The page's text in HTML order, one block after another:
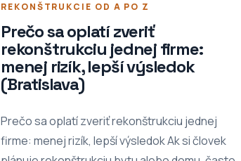
REKONŠTRUKCIE OD A PO Z
Prečo sa oplatí zveriť
rekonštrukciu jednej firme:
menej rizík, lepší výsledok
(Bratislava)
Prečo sa oplatí zveriť rekonštrukciu jednej
firme: menej rizík, lepší výsledok Ak si človek